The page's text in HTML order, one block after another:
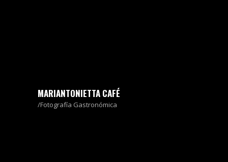
MARIANTONIETTA CAFÉ
Fotografía Gastronómica